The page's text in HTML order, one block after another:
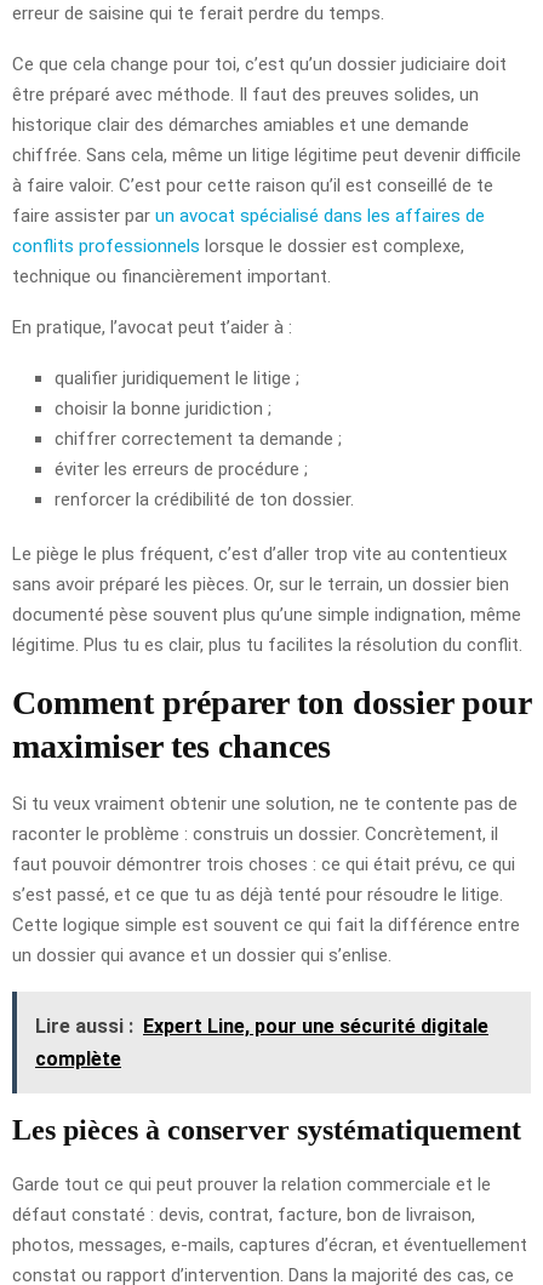
erreur de saisine qui te ferait perdre du temps.
Ce que cela change pour toi, c’est qu’un dossier judiciaire doit
être préparé avec méthode. Il faut des preuves solides, un
historique clair des démarches amiables et une demande
chiffrée. Sans cela, même un litige légitime peut devenir difficile
à faire valoir. C’est pour cette raison qu’il est conseillé de te
faire assister par un avocat spécialisé dans les affaires de
conflits professionnels lorsque le dossier est complexe,
technique ou financièrement important.
En pratique, l’avocat peut t’aider à :
qualifier juridiquement le litige ;
choisir la bonne juridiction ;
chiffrer correctement ta demande ;
éviter les erreurs de procédure ;
renforcer la crédibilité de ton dossier.
Le piège le plus fréquent, c’est d’aller trop vite au contentieux
sans avoir préparé les pièces. Or, sur le terrain, un dossier bien
documenté pèse souvent plus qu’une simple indignation, même
légitime. Plus tu es clair, plus tu facilites la résolution du conflit.
Comment préparer ton dossier pour
maximiser tes chances
Si tu veux vraiment obtenir une solution, ne te contente pas de
raconter le problème : construis un dossier. Concrètement, il
faut pouvoir démontrer trois choses : ce qui était prévu, ce qui
s’est passé, et ce que tu as déjà tenté pour résoudre le litige.
Cette logique simple est souvent ce qui fait la différence entre
un dossier qui avance et un dossier qui s’enlise.
Lire aussi : Expert Line, pour une sécurité digitale
complète
Les pièces à conserver systématiquement
Garde tout ce qui peut prouver la relation commerciale et le
défaut constaté : devis, contrat, facture, bon de livraison,
photos, messages, e-mails, captures d’écran, et éventuellement
constat ou rapport d’intervention. Dans la majorité des cas, ce